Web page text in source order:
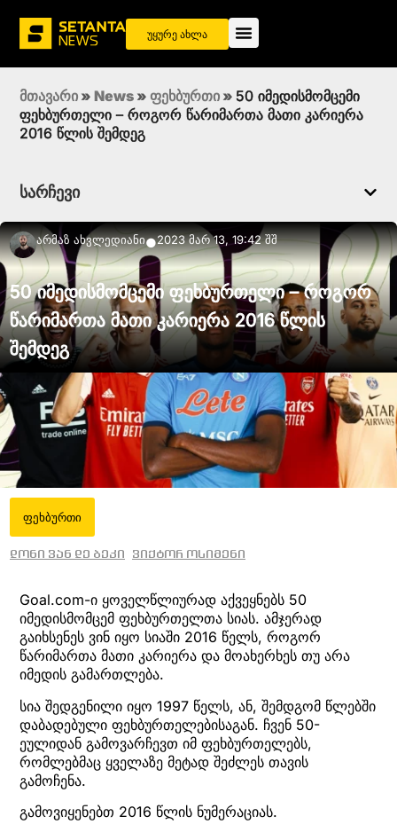
უყურე ახლა
მთავარი » News » ფეხბურთი » 50 იმედისმომცემი
ფეხბურთელი – როგორ წარიმართა მათი კარიერა
2016 წლის შემდეგ
სარჩევი
Არმაზ Ახვლედიანი●2023 მარ 13, 19:42 შშ
50 იმედისმომცემი ფეხბურთელი – როგორ
წარიმართა მათი კარიერა 2016 წლის
შემდეგ
ფეხბურთი
დონი ვან დე ბეკი ვიქტორ ოსიმენი
Goal.com-ი ყოველწლიურად აქვეყნებს 50
იმედისმომცემ ფეხბურთელთა სიას. ამჯერად
გაიხსენეს ვინ იყო სიაში 2016 წელს, როგორ
წარიმართა მათი კარიერა და მოახერხეს თუ არა
იმედის გამართლება.
სია შედგენილი იყო 1997 წელს, ან, შემდგომ წლებში
დაბადებული ფეხბურთელებისაგან. ჩვენ 50-
ეულიდან გამოვარჩევთ იმ ფეხბურთელებს,
რომლებმაც ყველაზე მეტად შეძლეს თავის
გამოჩენა.
გამოვიყენებთ 2016 წლის ნუმერაციას.